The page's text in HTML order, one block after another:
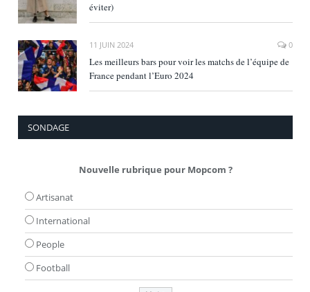
éviter)
11 JUIN 2024 0
Les meilleurs bars pour voir les matchs de l’équipe de
France pendant l’Euro 2024
SONDAGE
Nouvelle rubrique pour Mopcom ?
Artisanat
International
People
Football